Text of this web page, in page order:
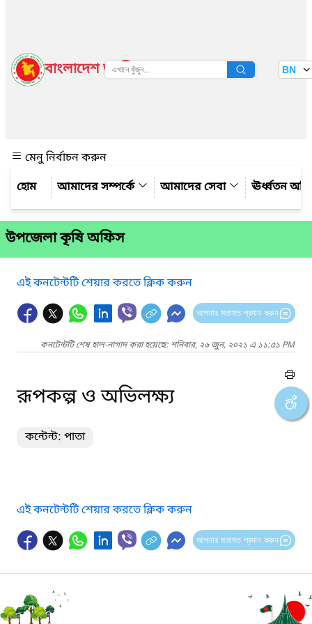
বাংলাদেশ জাতীয় তথ্য বাতায়ন BN
মেনু নির্বাচন করুন
আমাদের সম্পর্কে
আমাদের সেবা ঊর্ধ্বতন
উপজেলা কৃষি অফিস
এই কনটেন্টটি শেয়ার করতে ক্লিক করুন
আপনার মতামত প্রদান করুন
কনটেন্টটি শেষ হাল-নাগাদ করা হয়েছে: শনিবার, ২৬ জুন, ২০২১ এ ১১:৫১ PM
রূপকল্প ও অভিলক্ষ্য
কন্টেন্ট: পাতা
এই কনটেন্টটি শেয়ার করতে ক্লিক করুন
আপনার মতামত প্রদান করুন